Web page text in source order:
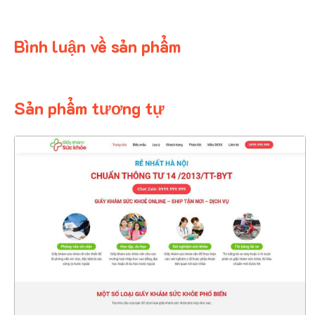
Bình luận về sản phẩm
Sản phẩm tương tự
4471